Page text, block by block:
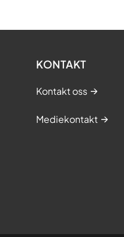
KONTAKT
Kontakt oss
Mediekontakt